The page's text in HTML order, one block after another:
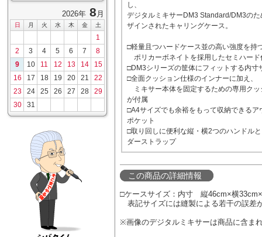
2026年 8 月
日 月 火 水 木 金 土
1
2
3 4 5 6 7
8
9
10 11 12 13 14
15
16
17 18 19 20 21
22
23
24 25 26 27 28
29
30
31
し、
デジタルミキサーDM3 Standard/DM3のた
ザインされたキャリングケース。
□軽量且つハードケース並の高い強度を持
ポリカーボネイトを採用したセミハード
□DM3シリーズの筐体にフィットする内寸
□全面クッション仕様のインナーに加え、
ミキサー本体を固定するための専用クッ
が付属
□A4サイズでも余裕をもって収納できるア
ポケット
□取り回しに便利な縦・横2つのハンドル
ダーストラップ
この商品の詳細情報
□ケースサイズ：内寸 縦46cm×横
表記サイズには縫製による若干の誤差
※画像のデジタルミキサーは商品に含ま